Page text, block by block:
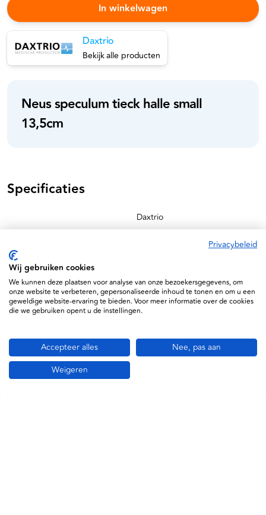
In winkelwagen
Daxtrio
Bekijk alle producten
Neus speculum tieck halle small
13,5cm
Specificaties
Daxtrio
4042502
Informatie
Privacybeleid
Wij gebruiken cookies
We kunnen deze plaatsen voor analyse van onze bezoekersgegevens, om
onze website te verbeteren, gepersonaliseerde inhoud te tonen en om u een
geweldige website-ervaring te bieden. Voor meer informatie over de cookies
die we gebruiken opent u de instellingen.
Accepteer alles
Nee, pas aan
Weigeren